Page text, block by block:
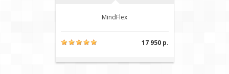
MindFlex
17 950 р.